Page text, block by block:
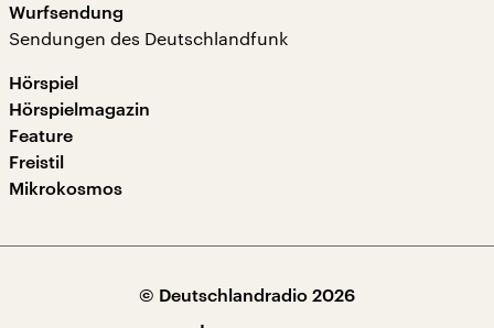
Wurfsendung
Sendungen des Deutschlandfunk
Hörspiel
Hörspielmagazin
Feature
Freistil
Mikrokosmos
© Deutschlandradio 2026